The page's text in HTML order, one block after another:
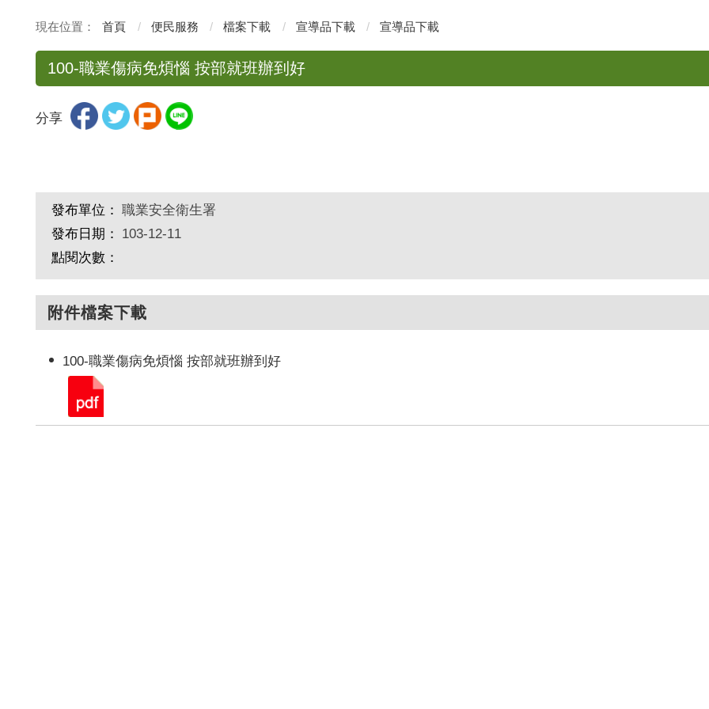
首頁 便民服務 檔案下載 宣導品下載 宣導品下載
100-職業傷病免煩惱 按部就班辦到好
分享
發布單位： 職業安全衛生署
發布日期：
103-12-11
點閱次數：
附件檔案下載
100-職業傷病免煩惱 按部就班辦到好